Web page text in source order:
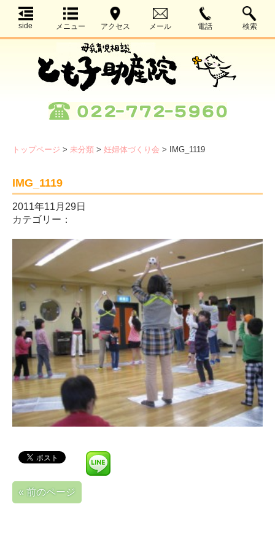
side メニュー アクセス メール 電話 検索
トップページ > 未分類 > 妊婦体づくり会 > IMG_1119
IMG_1119
2011年11月29日
カテゴリー：
« 前のページ